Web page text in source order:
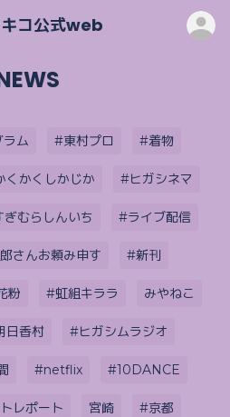
コ公式web
ム #東村プロ #着物
くかくしかじか #ヒガシネマ
むらしんいち #ライブ配信
さんお頼み申す #新刊
粉 #虹組キララ みやねこ
日香村 #ヒガシムラジオ
#netflix #10DANCE
レポート 宮崎 #京都